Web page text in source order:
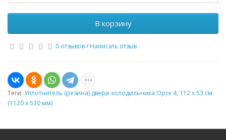
В корзину
0 отзывов/ Написать отзыв
Теги: Уплотнитель (резина) двери холодильника Орск 4, 112 x 53 см
(1120 x 530 мм)